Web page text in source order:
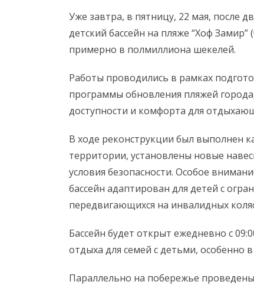
Уже завтра, в пятницу, 22 мая, после
детский бассейн на пляже “Хоф
примерно в полмиллиона шекелей.
Работы проводились в рамках
программы обновления пляжей
доступности и комфорта для
В ходе реконструкции был выполнен
территории, установлены новые
условия безопасности. Особое
бассейн адаптирован для детей с
передвигающихся на инвалидных
Бассейн будет открыт ежедневно с
отдыха для семей с детьми, особенно
Параллельно на побережье